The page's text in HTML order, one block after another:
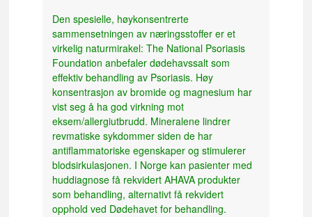
Den spesielle, høykonsentrerte
sammensetningen av næringsstoffer er et
virkelig naturmirakel: The National Psoriasis
Foundation anbefaler dødehavssalt som
effektiv behandling av Psoriasis. Høy
konsentrasjon av bromide og magnesium har
vist seg å ha god virkning mot
eksem/allergiutbrudd. Mineralene lindrer
revmatiske sykdommer siden de har
antiflammatoriske egenskaper og stimulerer
blodsirkulasjonen. I Norge kan pasienter med
huddiagnose få rekvidert AHAVA produkter
som behandling, alternativt få rekvidert
opphold ved Dødehavet for behandling.